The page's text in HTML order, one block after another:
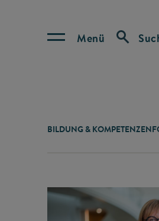
Menü
BILDUNG & KOMPETENZEN